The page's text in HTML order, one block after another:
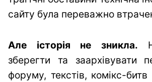
сайту була переважно
Але історія не зникла.
зберегти та заархівувати
форуму, текстів, комікс-битв